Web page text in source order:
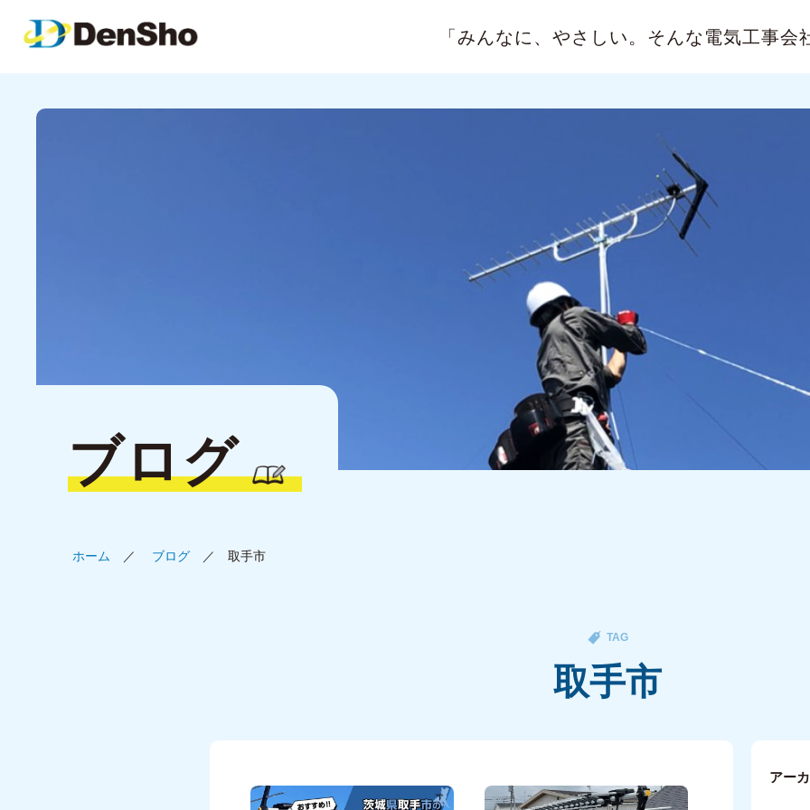
「みんなに、やさしい。 そんな電気工事会
ブログ
ホーム ブログ 取手市
TAG
取手市
アー